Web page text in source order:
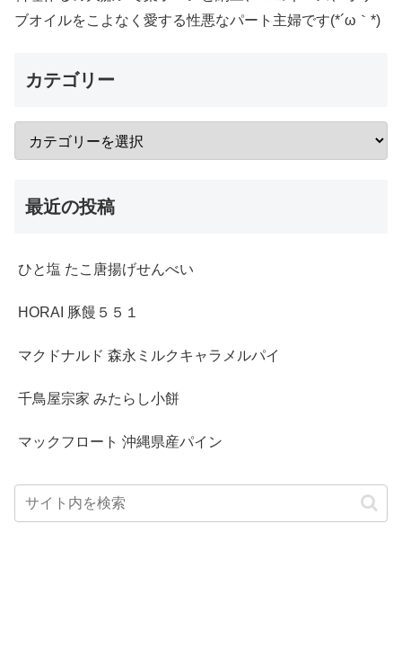
ブオイルをこよなく愛する性悪なパート主婦です(*´ω｀*)
カテゴリー
最近の投稿
ひと塩 たこ唐揚げせんべい
HORAI 豚饅５５１
マクドナルド 森永ミルクキャラメルパイ
千鳥屋宗家 みたらし小餅
マックフロート 沖縄県産パイン